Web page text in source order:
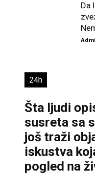
Da
24h
Šta ljudi
susreta sa
još traži
iskustva
pogled na